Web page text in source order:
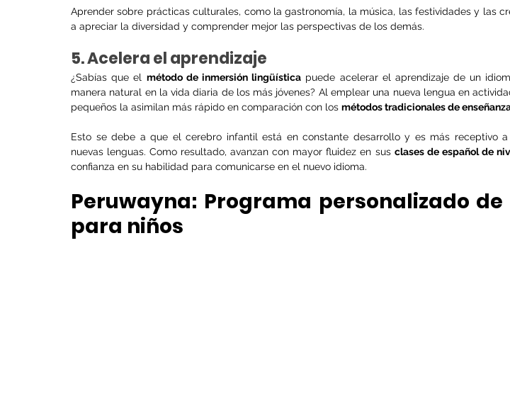
Aprender sobre prácticas culturales, como la gastronomía, la música, las festividades y las
a apreciar la diversidad y comprender mejor las perspectivas de los demás.
5. Acelera el aprendizaje
¿Sabías que el método de inmersión lingüística puede acelerar el aprendizaje de un
manera natural en la vida diaria de los más jóvenes? Al emplear una nueva lengua en
pequeños la asimilan más rápido en comparación con los métodos tradicionales de
Esto se debe a que el cerebro infantil está en constante desarrollo y es más receptivo
nuevas lenguas. Como resultado, avanzan con mayor fluidez en sus clases de español de
confianza en su habilidad para comunicarse en el nuevo idioma.
Peruwayna: Programa personalizado de
para niños